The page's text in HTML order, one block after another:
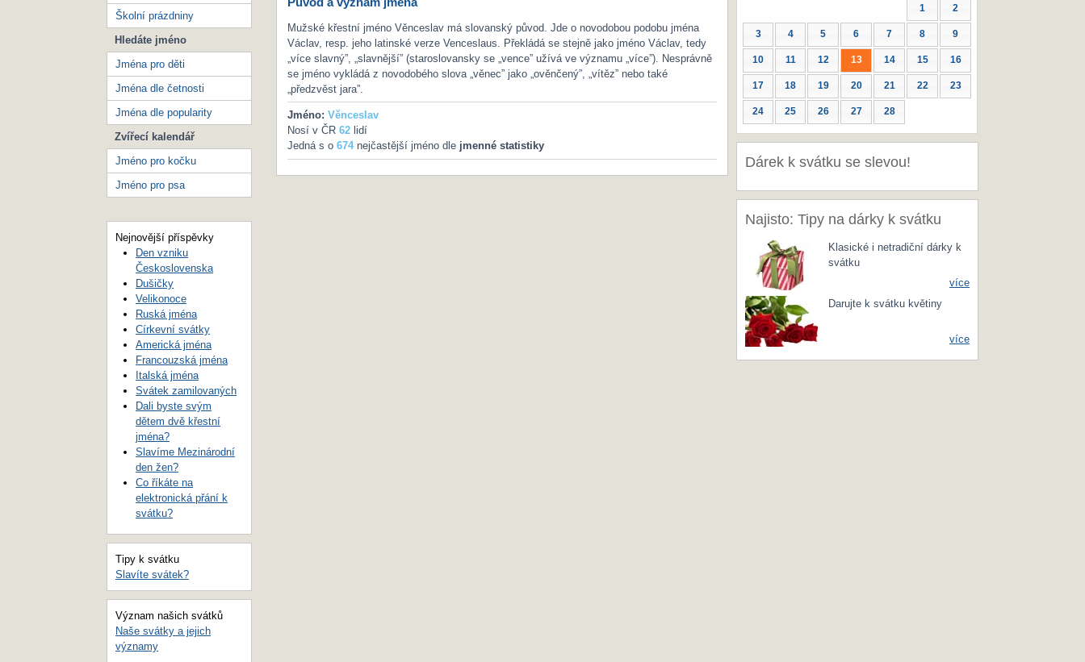
Mužské křestní jméno Věnceslav má slovanský původ. Jde o novodobou podobu jména
Václav, resp. jeho latinské verze Venceslaus. Překládá se stejně jako jméno Václav, tedy
„více slavný”, „slavnější” (staroslovansky se „vence” užívá ve významu „více”). Nesprávně
se jméno vykládá z novodobého slova „věnec” jako „ověnčený”, „vítěz” nebo také
„předzvěst jara”.
Jméno: Věnceslav
Nosí v ČR 62lidí
Jedná s o 674nejčastější jméno dle jmenné statistiky
1 2
3 4 5 6 7 8 9
10 11 12 13 14 15 16
17 18 19 20 21 22 23
24 25 26 27 28
Dárek k svátku se slevou!
Najisto: Tipy na dárky k svátku
Klasické i netradiční dárky k
svátku
více
Darujte k svátku květiny
více
Školní prázdniny
Hledáte jméno
Jména pro děti
Jména dle četnosti
Jména dle popularity
Zvířecí kalendář
Jméno pro kočku
Jméno pro psa
Nejnovější příspěvky
Den vzniku
Československa
Dušičky
Velikonoce
Ruská jména
Církevní svátky
Americká jména
Francouzská jména
Italská jména
Svátek zamilovaných
Dali byste svým
dětem dvě křestní
jména?
Slavíme Mezinárodní
den žen?
Co říkáte na
elektronická přání k
svátku?
Tipy k svátku
Slavíte svátek?
Význam našich svátků
Naše svátky a jejich
významy